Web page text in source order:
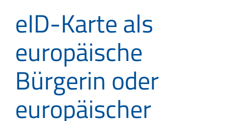
eID-Karte als
europäische
Bürgerin oder
europäischer